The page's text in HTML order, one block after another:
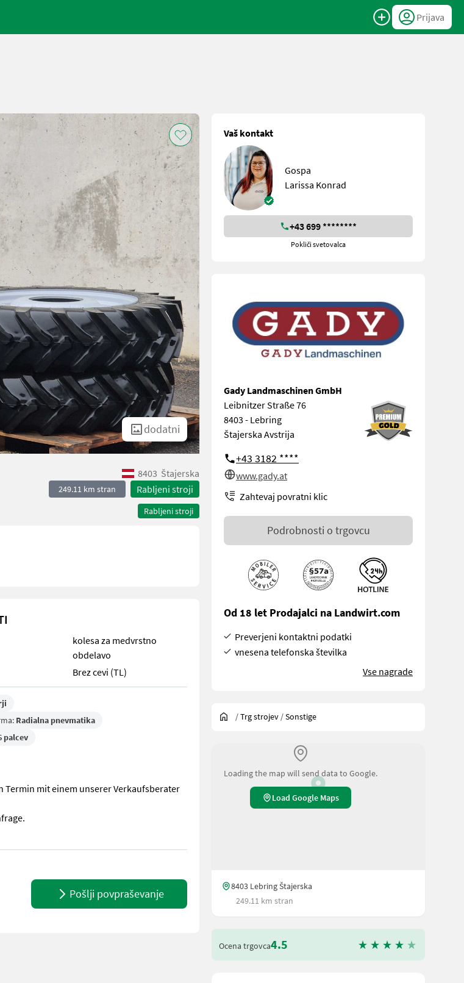
Prijava
dodatni
8403 Štajerska
249.11 km stran Rabljeni stroji
Rabljeni stroji
kolesa za medvrstno
obdelavo
Brez cevi (TL)
Radialna pnevmatika
palcev
Termin mit einem unserer Verkaufsberater
mit einem unserer Verkaufsberater zu vereinbaren. Das Team der Gady Family bedankt sich für Ihr
Pošlji povpraševanje
Vaš kontakt
Gospa
Larissa Konrad
+43 699 ********
Pokliči svetovalca
Gady Landmaschinen GmbH
Leibnitzer Straße 76
8403 - Lebring
Štajerska Avstrija
+43 3182 ****
www.gady.at
Zahtevaj povratni klic
Podrobnosti o trgovcu
Od 18 let Prodajalci na Landwirt.com
Preverjeni kontaktni podatki
vnesena telefonska številka
Vse nagrade
/Trg strojev /Sonstige
Loading the map will send data to Google.
Load Google Maps
8403 Lebring Štajerska
249.11 km stran
Ocena trgovca4.5